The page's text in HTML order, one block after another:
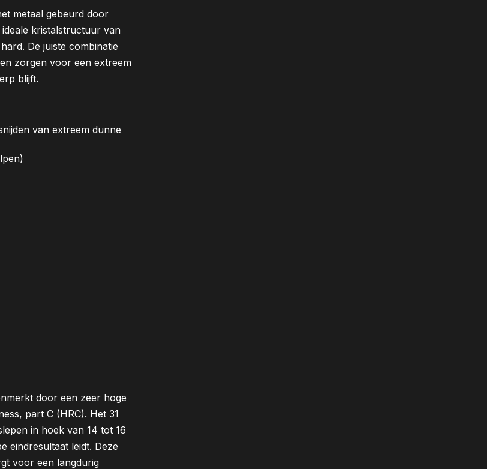
metaal gebeurd door
kristalstructuur van
De juiste combinatie
zorgen voor een extreem
blijft.
van extreem dunne
door een zeer hoge
part C (HRC). Het 31
in hoek van 14 tot 16
eindresultaat leidt. Deze
voor een langdurig